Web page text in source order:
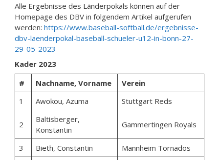
Alle Ergebnisse des Länderpokals können auf der
Homepage des DBV in folgendem Artikel aufgerufen
werden: https://www.baseball-softball.de/ergebnisse-
dbv-laenderpokal-baseball-schueler-u12-in-bonn-27-
29-05-2023
Kader 2023
#
Nachname, Vorname
Verein
1
Awokou, Azuma Stuttgart Reds
2
Baltisberger,
Konstantin
Gammertingen Royals
3 Bieth, Constantin
Mannheim Tornados